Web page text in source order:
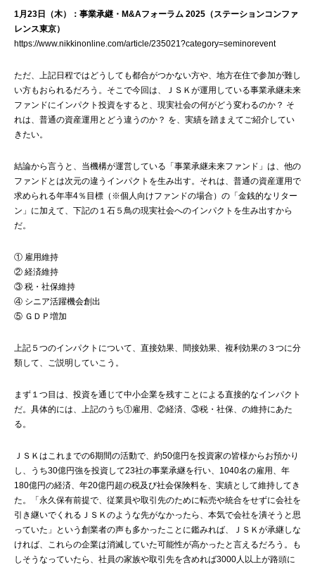
1月23日（木）：事業承継・M&Aフォーラム 2025（ステーションコンファ
レンス東京）
https://www.nikkinonline.com/article/235021?category=seminorevent
ただ、上記日程ではどうしても都合がつかない方や、地方在住で参加が難し
い方もおられるだろう。そこで今回は、ＪＳＫが運用している事業承継未来
ファンドにインパクト投資をすると、現実社会の何がどう変わるのか？ そ
れは、普通の資産運用とどう違うのか？ を、実績を踏まえてご紹介してい
きたい。
結論から言うと、当機構が運営している「事業承継未来ファンド」は、他の
ファンドとは次元の違うインパクトを生み出す。それは、普通の資産運用で
求められる年率4％目標（※個人向けファンドの場合）の「金銭的なリター
ン」に加えて、下記の１石５鳥の現実社会へのインパクトを生み出すから
だ。
① 雇用維持
② 経済維持
③ 税・社保維持
④ シニア活躍機会創出
⑤ ＧＤＰ増加
上記５つのインパクトについて、直接効果、間接効果、複利効果の３つに分
類して、ご説明していこう。
まず１つ目は、投資を通じて中小企業を残すことによる直接的なインパクト
だ。具体的には、上記のうち①雇用、②経済、③税・社保、の維持にあた
る。
ＪＳＫはこれまでの6期間の活動で、約50億円を投資家の皆様からお預かり
し、うち30億円強を投資して23社の事業承継を行い、1040名の雇用、年
180億円の経済、年20億円超の税及び社会保険料を、実績として維持してき
た。「永久保有前提で、従業員や取引先のために転売や統合をせずに会社を
引き継いでくれるＪＳＫのような先がなかったら、本気で会社を潰そうと思
っていた」という創業者の声も多かったことに鑑みれば、ＪＳＫが承継しな
ければ、これらの企業は消滅していた可能性が高かったと言えるだろう。も
しそうなっていたら、社員の家族や取引先を含めれば3000人以上が路頭に